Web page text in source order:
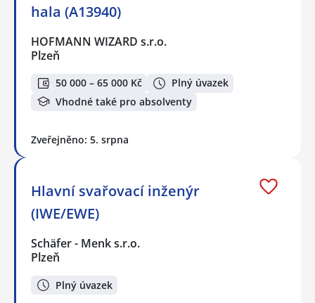
hala (A13940)
HOFMANN WIZARD s.r.o.
Plzeň
50 000 – 65 000 Kč
Plný úvazek
Vhodné také pro absolventy
Zveřejněno: 5. srpna
Hlavní svařovací inženýr
(IWE/EWE)
Schäfer - Menk s.r.o.
Plzeň
Plný úvazek